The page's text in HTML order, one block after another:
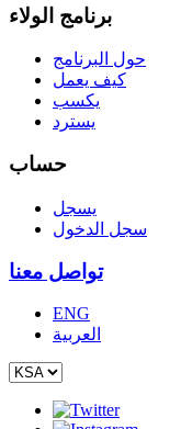
برنامج الولاء
حول البرنامج
كيف يعمل
يكسب
يسترد
حساب
يسجل
سجل الدخول
تواصل معنا
ENG
العربية